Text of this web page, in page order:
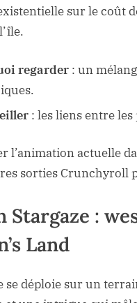
sur le coût
regarder : un
: les liens entre
l’animation actuelle
sorties Crunchyroll
Stargaze :
Land
se déploie sur un